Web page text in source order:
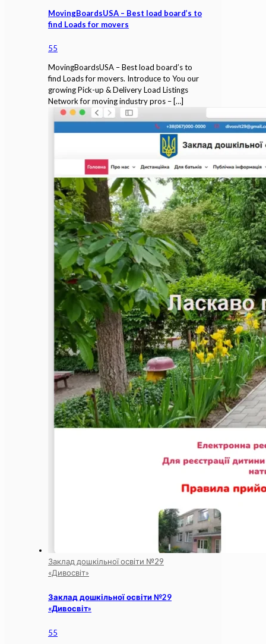
MovingBoardsUSA – Best load board’s to
find Loads for movers
55
MovingBoardsUSA – Best load board’s to
find Loads for movers. Introduce to You our
growing Pick-up & Delivery Load Listings
Network for moving industry pros – […]
Заклад дошкільної освіти №29
«Дивосвіт»
Заклад дошкільної освіти №29
«Дивосвіт»
55